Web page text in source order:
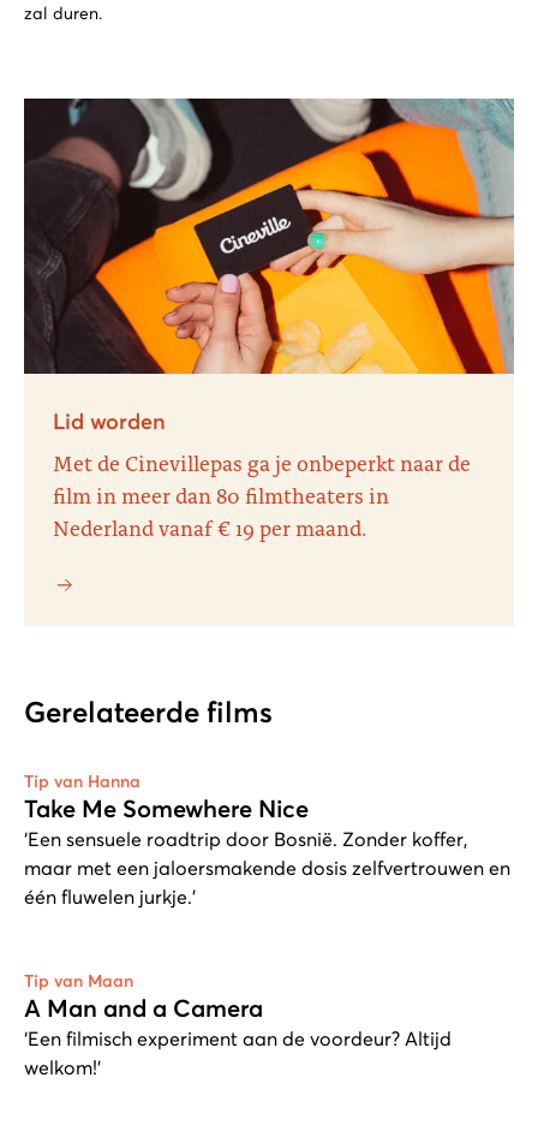
zal duren.
Lid worden
Met de Cinevillepas ga je onbeperkt naar de
film in meer dan 80 filmtheaters in
Nederland vanaf € 19 per maand.
Gerelateerde films
Tip van Hanna
Take Me Somewhere Nice
‘Een sensuele roadtrip door Bosnië. Zonder koffer,
maar met een jaloersmakende dosis zelfvertrouwen en
één fluwelen jurkje.’
Tip van Maan
A Man and a Camera
‘Een filmisch experiment aan de voordeur? Altijd
welkom!’